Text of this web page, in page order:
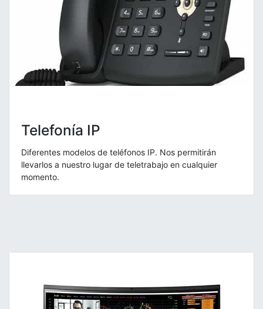
Telefonía IP
Diferentes modelos de teléfonos IP. Nos permitirán
llevarlos a nuestro lugar de teletrabajo en cualquier
momento.